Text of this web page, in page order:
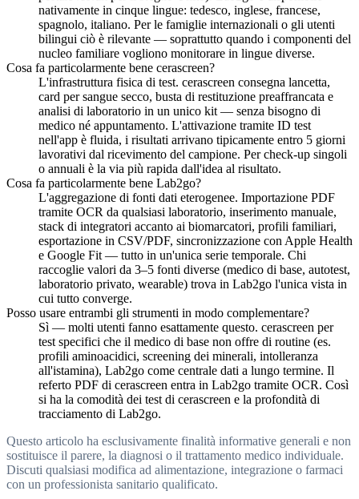
nativamente in cinque lingue: tedesco, inglese, francese,
spagnolo, italiano. Per le famiglie internazionali o gli utenti
bilingui ciò è rilevante — soprattutto quando i componenti del
nucleo familiare vogliono monitorare in lingue diverse.
Cosa fa particolarmente bene cerascreen?
L'infrastruttura fisica di test. cerascreen consegna lancetta,
card per sangue secco, busta di restituzione preaffrancata e
analisi di laboratorio in un unico kit — senza bisogno di
medico né appuntamento. L'attivazione tramite ID test
nell'app è fluida, i risultati arrivano tipicamente entro 5 giorni
lavorativi dal ricevimento del campione. Per check-up singoli
o annuali è la via più rapida dall'idea al risultato.
Cosa fa particolarmente bene Lab2go?
L'aggregazione di fonti dati eterogenee. Importazione PDF
tramite OCR da qualsiasi laboratorio, inserimento manuale,
stack di integratori accanto ai biomarcatori, profili familiari,
esportazione in CSV/PDF, sincronizzazione con Apple Health
e Google Fit — tutto in un'unica serie temporale. Chi
raccoglie valori da 3–5 fonti diverse (medico di base, autotest,
laboratorio privato, wearable) trova in Lab2go l'unica vista in
cui tutto converge.
Posso usare entrambi gli strumenti in modo complementare?
Sì — molti utenti fanno esattamente questo. cerascreen per
test specifici che il medico di base non offre di routine (es.
profili aminoacidici, screening dei minerali, intolleranza
all'istamina), Lab2go come centrale dati a lungo termine. Il
referto PDF di cerascreen entra in Lab2go tramite OCR. Così
si ha la comodità dei test di cerascreen e la profondità di
tracciamento di Lab2go.
Questo articolo ha esclusivamente finalità informative generali e non
sostituisce il parere, la diagnosi o il trattamento medico individuale.
Discuti qualsiasi modifica ad alimentazione, integrazione o farmaci
con un professionista sanitario qualificato.